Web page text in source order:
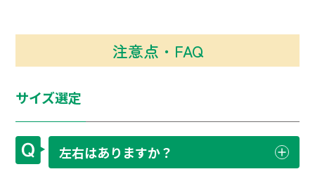
注意点・FAQ
サイズ選定
左右はありますか？